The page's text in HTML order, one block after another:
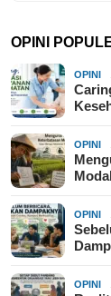
OPINI
OPINI
OPINI
OPINI
OPINI